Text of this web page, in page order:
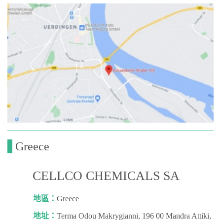
Greece
CELLCO CHEMICALS SA
地區：Greece
地址：Terma Odou Makrygianni, 196 00 Mandra Attiki,